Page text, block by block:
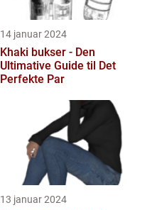
14 januar 2024
Khaki bukser - Den
Ultimative Guide til Det
Perfekte Par
13 januar 2024